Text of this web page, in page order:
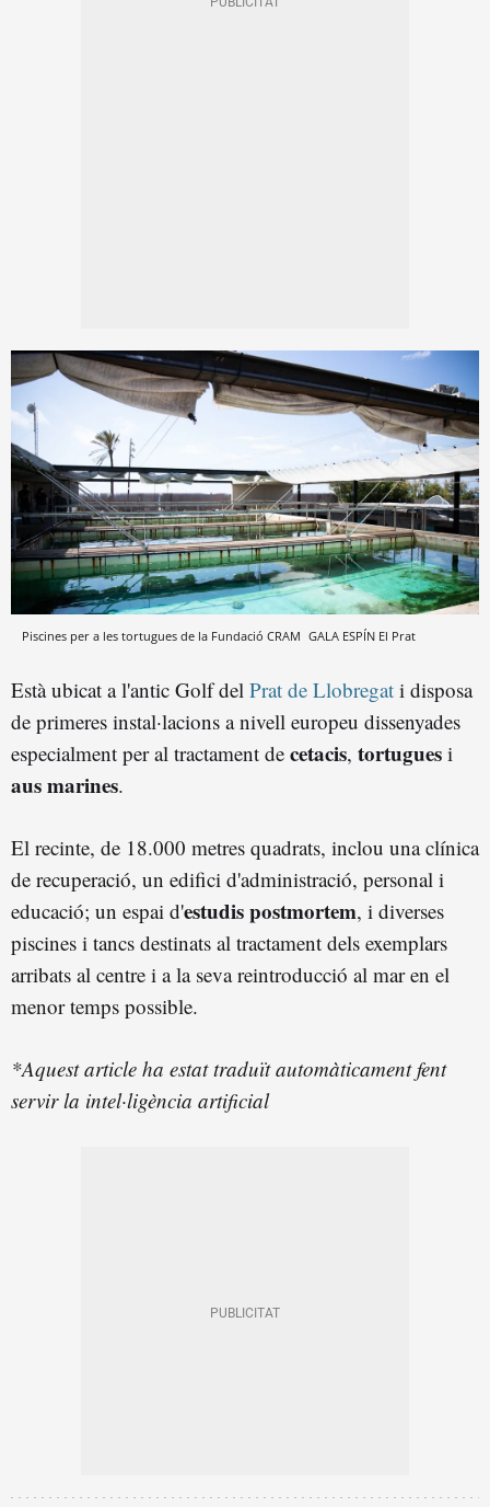
Piscines per a les tortugues de la Fundació CRAM GALA ESPÍN El Prat
Està ubicat a l'antic Golf del Prat de Llobregat i disposa
de primeres instal·lacions a nivell europeu dissenyades
especialment per al tractament de cetacis, tortugues i
aus marines.
El recinte, de 18.000 metres quadrats, inclou una clínica
de recuperació, un edifici d'administració, personal i
educació; un espai d'estudis postmortem, i diverses
piscines i tancs destinats al tractament dels exemplars
arribats al centre i a la seva reintroducció al mar en el
menor temps possible.
*Aquest article ha estat traduït automàticament fent
servir la intel·ligència artificial